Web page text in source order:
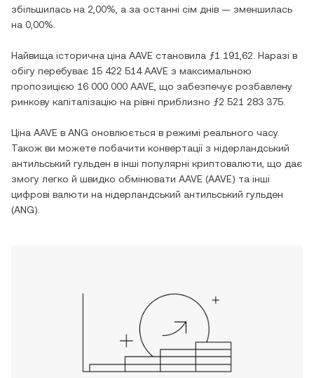
збільшилась на 2,00% , а за останні сім днів — зменшилась
на 0,00%
Найвища історична ціна AAVE становила ƒ1 191,62 . Наразі в
обігу перебуває 15 422 514 AAVE з максимальною
пропозицією 16 000 000 AAVE , що забезпечує розбавлену
ринкову капіталізацію на рівні приблизно ƒ2 521 283 375
Ціна AAVE в ANG оновлюється в режимі реального часу.
Також ви можете побачити конвертації з нідерландський
антильський гульден в інші популярні криптовалюти, що дає
змогу легко й швидко обмінювати AAVE (AAVE) та інші
цифрові валюти на нідерландський антильський гульден
(ANG).